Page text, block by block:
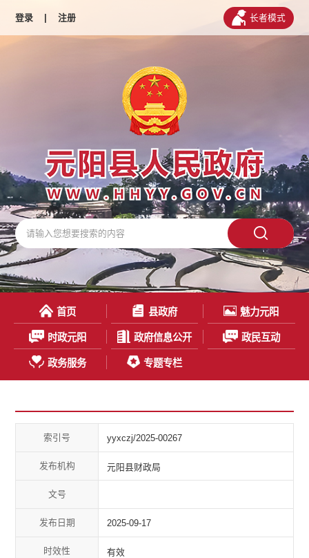
登录 | 注册 长者模式
首页 县政府 魅力元阳
时政元阳 政府信息公开 政民互动
政务服务 专题专栏
索引号 yyxczj/2025-00267
发布机构 元阳县财政局
文号
发布日期 2025-09-17
时效性 有效